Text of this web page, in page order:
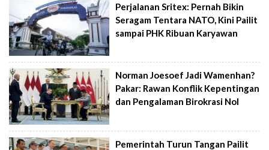
Perjalanan Sritex: Pernah Bikin
Seragam Tentara NATO, Kini Pailit
sampai PHK Ribuan Karyawan
Norman Joesoef Jadi Wamenhan?
Pakar: Rawan Konflik Kepentingan
dan Pengalaman Birokrasi Nol
Pemerintah Turun Tangan Pailit